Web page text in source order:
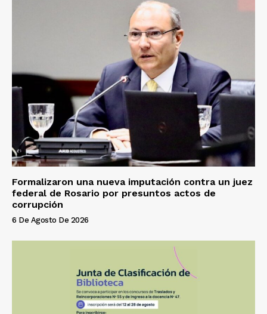
Formalizaron una nueva imputación contra un juez
federal de Rosario por presuntos actos de
corrupción
6 De Agosto De 2026